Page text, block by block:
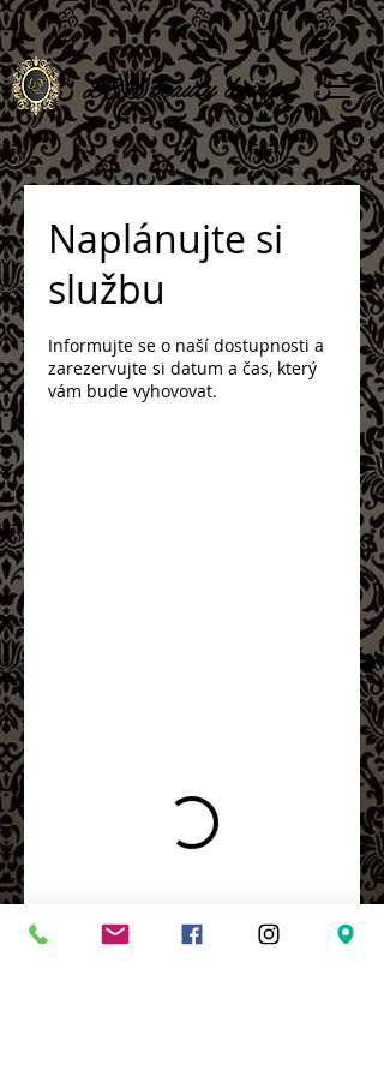
L&N beauty lounge
Naplánujte si
službu
Informujte se o naší dostupnosti a
zarezervujte si datum a čas, který
vám bude vyhovovat.